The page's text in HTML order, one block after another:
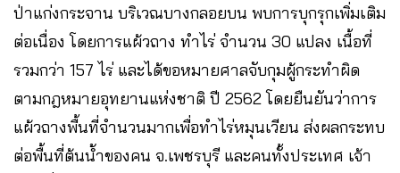
ป่าแก่งกระจาน บริเวณบางกลอยบน พบการบุกรุกเพิ่มเติม
ต่อเนื่อง โดยการแผ้วถาง ทำไร่ จำนวน 30 แปลง เนื้อที่
รวมกว่า 157 ไร่ และได้ขอหมายศาลจับกุมผู้กระทำผิด
ตามกฎหมายอุทยานแห่งชาติ ปี 2562 โดยยืนยันว่าการ
แผ้วถางพื้นที่จำนวนมากเพื่อทำไร่หมุนเวียน ส่งผลกระทบ
ต่อพื้นที่ต้นน้ำของคน จ.เพชรบุรี และคนทั้งประเทศ เจ้า